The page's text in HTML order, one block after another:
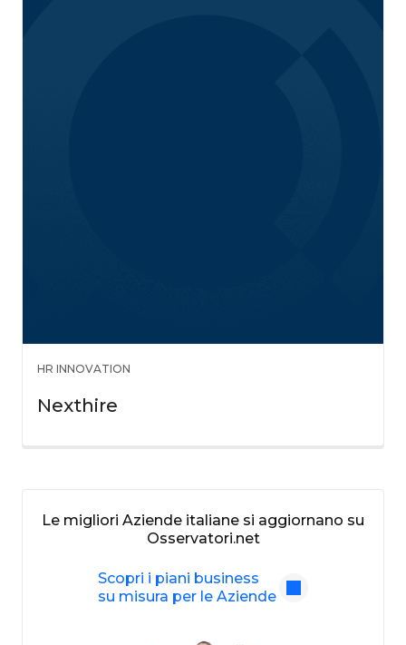
HR INNOVATION
Nexthire
Le migliori Aziende italiane si aggiornano su
Osservatori.net
Scopri i piani business
su misura per le Aziende